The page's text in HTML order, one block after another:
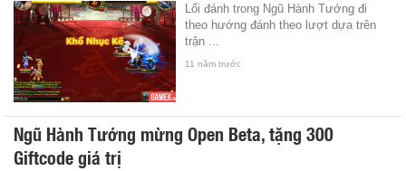
Lối đánh trong Ngũ Hành Tướng đi
theo hướng đánh theo lượt dựa trên
trận ...
11 năm trước
Ngũ Hành Tướng mừng Open Beta, tặng 300
Giftcode giá trị